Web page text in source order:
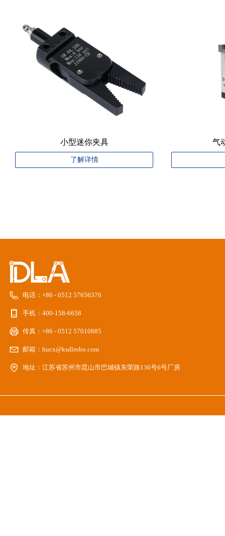
小型迷你夹具
了解详情
气
电话： +86 - 0512 57656376
手机： 400-158-6658
传真： +86 - 0512 57010885
邮箱： hucx@ksdlrobo.com
地址： 江苏省苏州市昆山市巴城镇东荣路136号6号厂房